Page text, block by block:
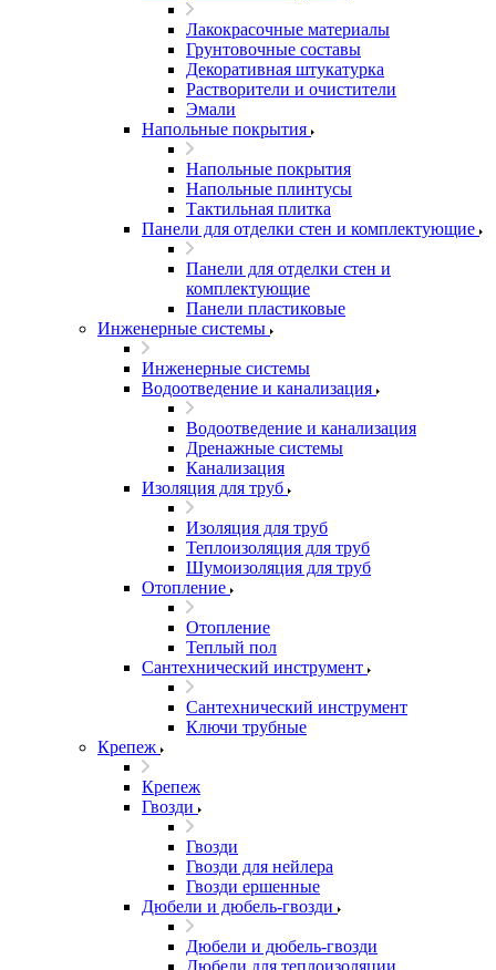
Лакокрасочные материалы
Грунтовочные составы
Декоративная штукатурка
Растворители и очистители
Эмали
Напольные покрытия
Напольные покрытия
Напольные плинтусы
Тактильная плитка
Панели для отделки стен и комплектующие
Панели для отделки стен и
комплектующие
Панели пластиковые
Инженерные системы
Инженерные системы
Водоотведение и канализация
Водоотведение и канализация
Дренажные системы
Канализация
Изоляция для труб
Изоляция для труб
Теплоизоляция для труб
Шумоизоляция для труб
Отопление
Отопление
Теплый пол
Сантехнический инструмент
Сантехнический инструмент
Ключи трубные
Крепеж
Крепеж
Гвозди
Гвозди
Гвозди для нейлера
Гвозди ершенные
Дюбели и дюбель-гвозди
Дюбели и дюбель-гвозди
Дюбели для теплоизоляции